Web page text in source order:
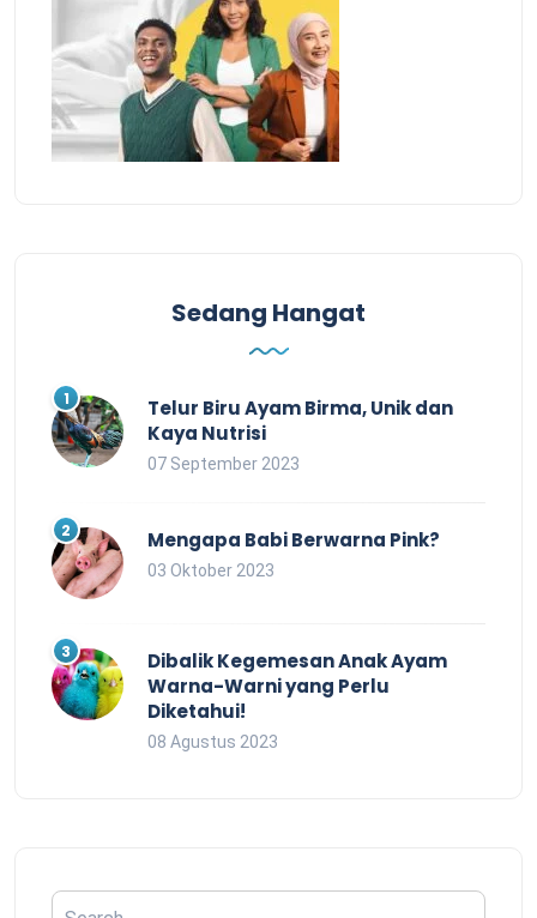
Sedang Hangat
Telur Biru Ayam Birma, Unik dan
Kaya Nutrisi
07 September 2023
Mengapa Babi Berwarna Pink?
03 Oktober 2023
Dibalik Kegemesan Anak Ayam
Warna-Warni yang Perlu
Diketahui!
08 Agustus 2023